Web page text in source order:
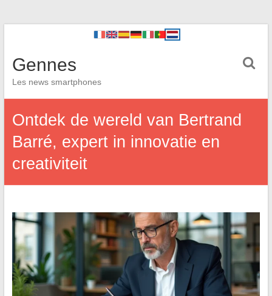
Gennes
Les news smartphones
Ontdek de wereld van Bertrand
Barré, expert in innovatie en
creativiteit